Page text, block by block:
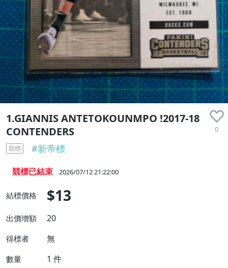
1.GIANNIS ANTETOKOUNMPO !2017-18
CONTENDERS
0
競標 #新帝標
競標已結束 2026/07/12 21:22:00
結標價格 $13
出價增額 20
得標者 無
數量 1 件